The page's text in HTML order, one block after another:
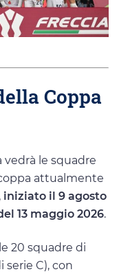
Coppa
vedrà le squadre
attualmente
iniziato il 9 agosto
13 maggio 2026.
20 squadre di
serie C), con